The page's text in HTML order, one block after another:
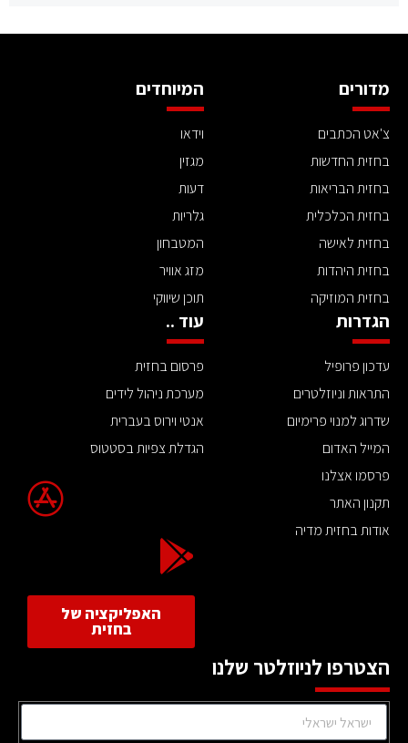
מדורים
צ'אט הכתבים
בחזית החדשות
בחזית הבריאות
בחזית הכלכלית
בחזית לאישה
בחזית היהדות
בחזית המוזיקה
המיוחדים
וידאו
מגזין
דעות
גלריות
המטבחון
מזג אוויר
תוכן שיווקי
הגדרות
עדכון פרופיל
התראות וניוזלטרים
שדרוג למנוי פרימיום
המייל האדום
פרסמו אצלנו
תקנון האתר
אודות בחזית מדיה
עוד ..
פרסום בחזית
מערכת ניהול לידים
אנטי וירוס בעברית
הגדלת צפיות בסטטוס
האפליקציה של
בחזית
הצטרפו לניוזלטר שלנו